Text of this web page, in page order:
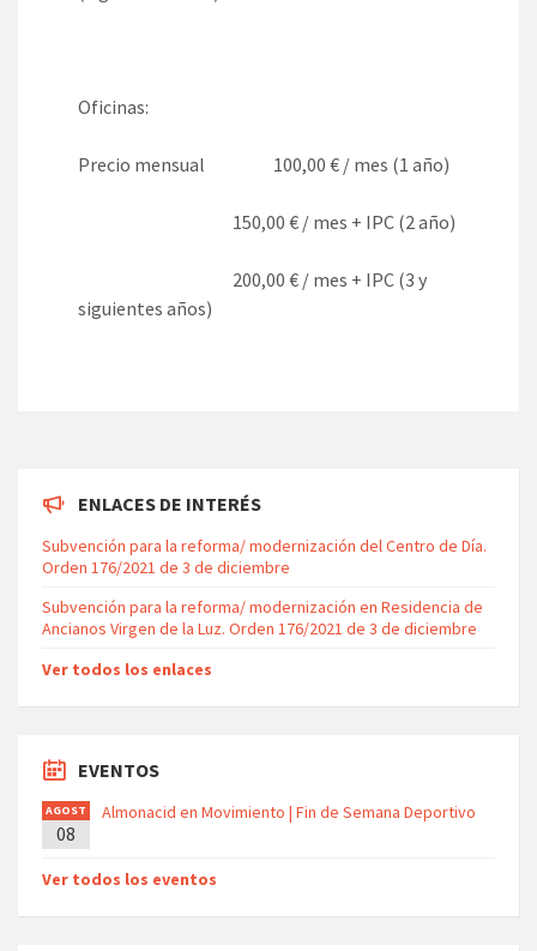
Oficinas:
Precio mensual 100,00 € / mes (1 año)
150,00 € / mes + IPC (2 año)
200,00 € / mes + IPC (3 y
siguientes años)
ENLACES DE INTERÉS
Subvención para la reforma/ modernización del Centro de Día.
Orden 176/2021 de 3 de diciembre
Subvención para la reforma/ modernización en Residencia de
Ancianos Virgen de la Luz. Orden 176/2021 de 3 de diciembre
Ver todos los enlaces
EVENTOS
AGOST
O
08
Almonacid en Movimiento | Fin de Semana Deportivo
Ver todos los eventos